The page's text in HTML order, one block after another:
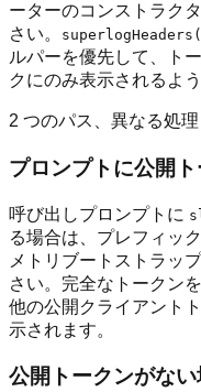
ーターのコンストラク
さい。
ルパーを優先して、ト
クにのみ表示されるよ
2 つのパス、異なる処理
プロンプトに公開
呼び出しプロンプトに
る場合は、プレフィッ
メトリブートストラッ
さい。完全なトークン
他の公開クライアント
示されます。
公開トークンがな